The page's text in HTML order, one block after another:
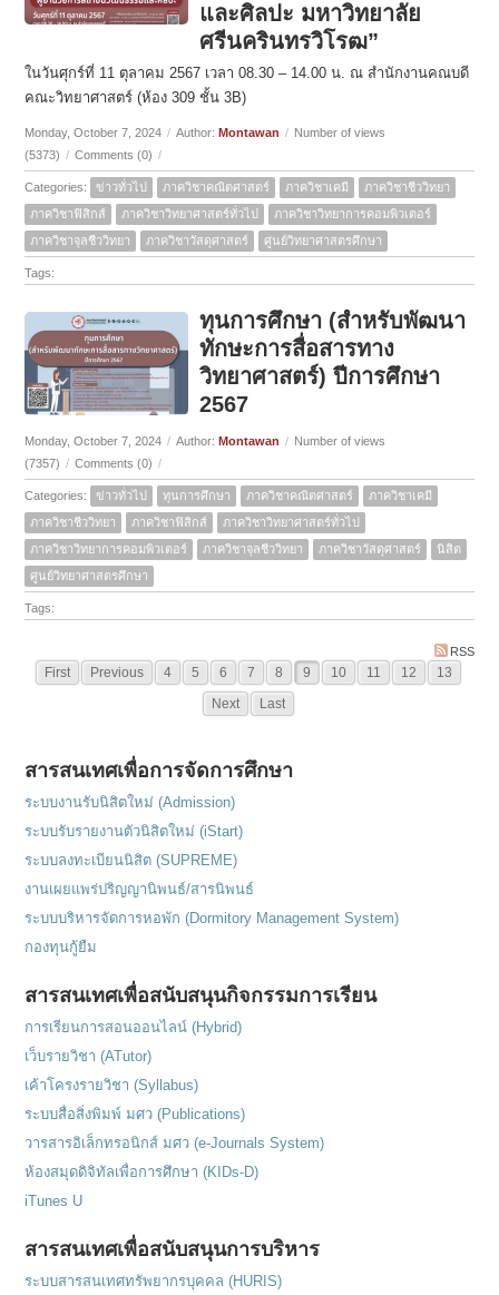
และศิลปะ มหาวิทยาลัย
ศรีนครินทรวิโรฒ”
ในวันศุกร์ที่ 11 ตุลาคม 2567 เวลา 08.30 – 14.00 น. ณ สำนักงานคณบดี
คณะวิทยาศาสตร์ (ห้อง 309 ชั้น 3B)
Monday, October 7, 2024 / Author:Montawan / Number of views
(5373) / Comments (0) /
Categories: ข่าวทั่วไป ภาควิชาคณิตศาสตร์ ภาควิชาเคมี
ภาควิชาชีววิทยา
ภาควิชาฟิสิกส์
ภาควิชาวิทยาศาสตร์ทั่วไป
ภาควิชาวิทยาการคอมพิวเตอร์
ภาควิชาจุลชีววิทยา
ภาควิชาวัสดุศาสตร์ ศูนย์วิทยาศาสตรศึกษา
Tags:
ทุนการศึกษา (สำหรับพัฒนา
ทักษะการสื่อสารทาง
วิทยาศาสตร์) ปีการศึกษา
2567
Monday, October 7, 2024 / Author:Montawan / Number of views
(7357) / Comments (0) /
Categories: ข่าวทั่วไป ทุนการศึกษา ภาควิชาคณิตศาสตร์
ภาควิชาเคมี
ภาควิชาชีววิทยา
ภาควิชาฟิสิกส์
ภาควิชาวิทยาศาสตร์ทั่วไป
ภาควิชาวิทยาการคอมพิวเตอร์
ภาควิชาจุลชีววิทยา ภาควิชาวัสดุศาสตร์
นิสิต
ศูนย์วิทยาศาสตรศึกษา
Tags:
RSS
First Previous 4 5 6 7 8 9 10 11 12
13
Next
Last
สารสนเทศเพื่อการจัดการศึกษา
ระบบงานรับนิสิตใหม่ (Admission)
ระบบรับรายงานตัวนิสิตใหม่ (iStart)
ระบบลงทะเบียนนิสิต (SUPREME)
งานเผยแพร่ปริญญานิพนธ์/สารนิพนธ์
ระบบบริหารจัดการหอพัก (Dormitory Management System)
กองทุนกู้ยืม
สารสนเทศเพื่อสนับสนุนกิจกรรมการเรียน
การเรียนการสอนออนไลน์ (Hybrid)
เว็บรายวิชา (ATutor)
เค้าโครงรายวิชา (Syllabus)
ระบบสื่อสิ่งพิมพ์ มศว (Publications)
วารสารอิเล็กทรอนิกส์ มศว (e-Journals System)
ห้องสมุดดิจิทัลเพื่อการศึกษา (KIDs-D)
iTunes U
สารสนเทศเพื่อสนับสนุนการบริหาร
ระบบสารสนเทศทรัพยากรบุคคล (HURIS)